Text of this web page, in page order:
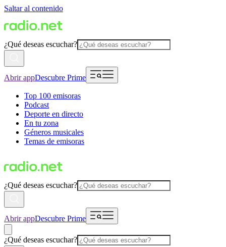
Saltar al contenido
¿Qué deseas escuchar?
Abrir appDescubre Prime
Top 100 emisoras
Podcast
Deporte en directo
En tu zona
Géneros musicales
Temas de emisoras
¿Qué deseas escuchar?
Abrir appDescubre Prime
¿Qué deseas escuchar?